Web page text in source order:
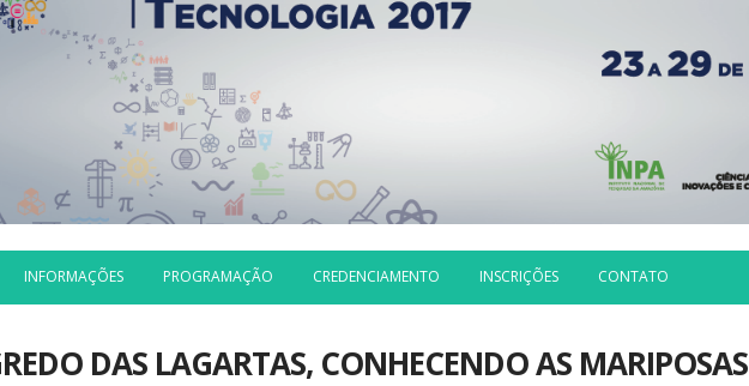
INFORMAÇÕES PROGRAMAÇÃO CREDENCIAMENTO INSCRIÇÕES CONTATO
DAS LAGARTAS, CONHECENDO AS MARIPOSAS